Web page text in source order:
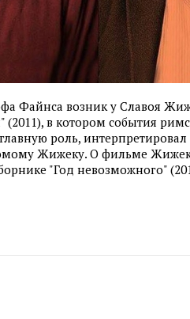
Файнса возник у Славоя
в котором события
роль,
Жижеку. О фильме Жижек
"Год невозможного"